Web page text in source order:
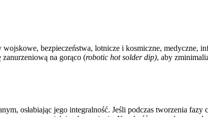
bezpieczeństwa, lotnicze i kosmiczne, medyczne,
na gorąco (robotic hot solder dip), aby
osłabiając jego integralność. Jeśli podczas tworzenia